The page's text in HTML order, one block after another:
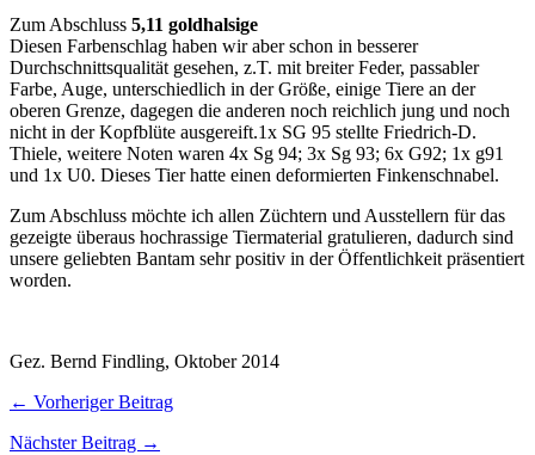
Zum Abschluss 5,11 goldhalsige
Diesen Farbenschlag haben wir aber schon in besserer
Durchschnittsqualität gesehen, z.T. mit breiter Feder, passabler
Farbe, Auge, unterschiedlich in der Größe, einige Tiere an der
oberen Grenze, dagegen die anderen noch reichlich jung und noch
nicht in der Kopfblüte ausgereift.1x SG 95 stellte Friedrich-D.
Thiele, weitere Noten waren 4x Sg 94; 3x Sg 93; 6x G92; 1x g91
und 1x U0. Dieses Tier hatte einen deformierten Finkenschnabel.
Zum Abschluss möchte ich allen Züchtern und Ausstellern für das
gezeigte überaus hochrassige Tiermaterial gratulieren, dadurch sind
unsere geliebten Bantam sehr positiv in der Öffentlichkeit präsentiert
worden.
Gez. Bernd Findling, Oktober 2014
← Vorheriger Beitrag
Nächster Beitrag →